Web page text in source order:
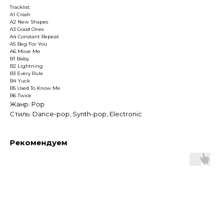
Tracklist:
A1 Crash
A2 New Shapes
A3 Good Ones
A4 Constant Repeat
A5 Beg For You
A6 Move Me
B1 Baby
B2 Lightning
B3 Every Rule
B4 Yuck
B5 Used To Know Me
B6 Twice
Жанр: Pop
Стиль: Dance-pop, Synth-pop, Electronic
Рекомендуем